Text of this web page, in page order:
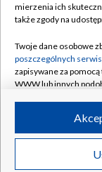
Naziemna
Rada
System NOS
Informacje o
Program dla
Ogłoszenie
©2026
mierzenia ich
także zgody na
Twoje dane osobowe
poszczególnych
zapisywane za
WWW lub innych
ruchu w Internecie.
Twoje dane osobowe
poszczególnych